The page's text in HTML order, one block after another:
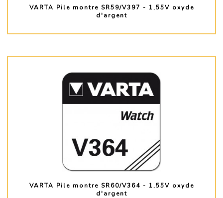
VARTA Pile montre SR59/V397 - 1,55V oxyde
d'argent
VARTA Pile montre SR60/V364 - 1,55V oxyde
d'argent